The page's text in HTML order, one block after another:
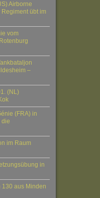
Airborne
übt im
vom
–
(NL)
(FRA) in
die
im Raum
in
aus Minden